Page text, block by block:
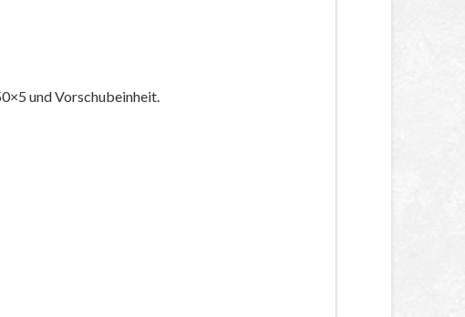
und Vorschubeinheit.